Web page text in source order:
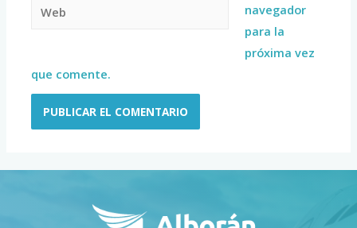
navegador
para la
próxima vez
que comente.